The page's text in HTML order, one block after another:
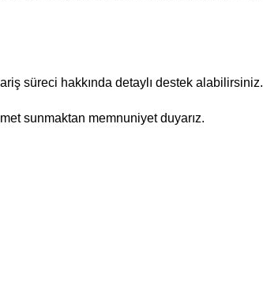
süreci hakkında detaylı destek alabilirsiniz.
sunmaktan memnuniyet duyarız.